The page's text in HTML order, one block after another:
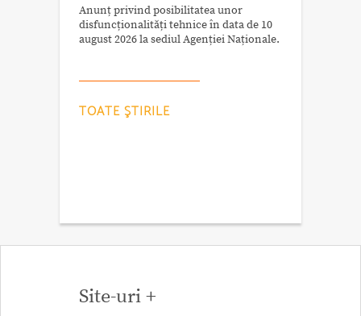
Anunț privind posibilitatea unor
disfuncționalități tehnice în data de 10
august 2026 la sediul Agenției Naționale.
TOATE ŞTIRILE
Site-uri +